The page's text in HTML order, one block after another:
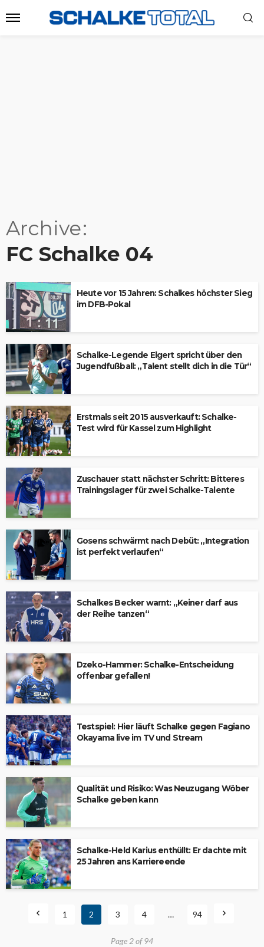
Archive
FC Schalke 04
Heute vor 15 Jahren: Schalkes höchster Sieg
im DFB-Pokal
Schalke-Legende Elgert spricht über den
Jugendfußball: „Talent stellt dich in die Tür“
Erstmals seit 2015 ausverkauft: Schalke-
Test wird für Kassel zum Highlight
Zuschauer statt nächster Schritt: Bitteres
Trainingslager für zwei Schalke-Talente
Gosens schwärmt nach Debüt: „Integration
ist perfekt verlaufen“
Schalkes Becker warnt: „Keiner darf aus
der Reihe tanzen“
Dzeko-Hammer: Schalke-Entscheidung
offenbar gefallen!
Testspiel: Hier läuft Schalke gegen Fagiano
Okayama live im TV und Stream
Qualität und Risiko: Was Neuzugang Wöber
Schalke geben kann
Schalke-Held Karius enthüllt: Er dachte mit
25 Jahren ans Karriereende
1 2 3 4 … 94
Page 2 of 94